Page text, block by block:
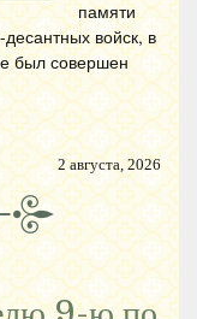
памяти
войск, в
был совершен
2 августа, 2026